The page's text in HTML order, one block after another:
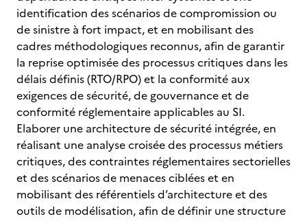
identification des scénarios de compromission ou
de sinistre à fort impact, et en mobilisant des
cadres méthodologiques reconnus, afin de garantir
la reprise optimisée des processus critiques dans les
délais définis (RTO/RPO) et la conformité aux
exigences de sécurité, de gouvernance et de
conformité réglementaire applicables au SI.
Elaborer une architecture de sécurité intégrée, en
réalisant une analyse croisée des processus métiers
critiques, des contraintes réglementaires sectorielles
et des scénarios de menaces ciblées et en
mobilisant des référentiels d’architecture et des
outils de modélisation, afin de définir une structure